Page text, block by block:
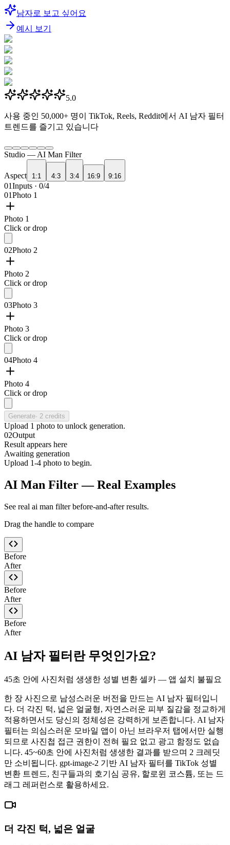
남자로 보고 싶어요
예시 보기
5.0
사용 중인 50,000+ 명이 TikTok, Reels, Reddit에서 AI 남자 필터
트렌드를 즐기고 있습니다
Studio — AI Man Filter
Aspect 1:1 4:3 3:4 16:9 9:16
01Inputs · 0/4
01Photo 1
Photo 1
Click or drop
02Photo 2
Photo 2
Click or drop
03Photo 3
Photo 3
Click or drop
04Photo 4
Photo 4
Click or drop
Generate· 2 credits
Upload 1 photo to unlock generation.
02Output
Result appears here
Awaiting generation
Upload 1-4 photo to begin.
AI Man Filter — Real Examples
See real ai man filter before-and-after results.
Drag the handle to compare
Before
After
Before
After
Before
After
AI 남자 필터란 무엇인가요?
45초 안에 사진처럼 생생한 성별 변환 셀카 — 앱 설치 불필요
한 장 사진으로 남성스러운 버전을 만드는 AI 남자 필터입니
다. 더 각진 턱, 넓은 얼굴형, 자연스러운 피부 질감을 정교하게
적용하면서도 당신의 정체성은 강력하게 보존합니다. AI 남자
필터는 의심스러운 모바일 앱이 아닌 브라우저 탭에서만 실행
되므로 사진첩 접근 권한이 전혀 필요 없고 광고 함정도 없습
니다. 45~60초 안에 사진처럼 생생한 결과를 받으며 2 크레딧
만 소비됩니다. gpt-image-2 기반 AI 남자 필터를 TikTok 성별
변환 트렌드, 친구들과의 호기심 공유, 할로윈 코스튬, 또는 드
래그 레퍼런스로 활용하세요.
더 각진 턱, 넓은 얼굴